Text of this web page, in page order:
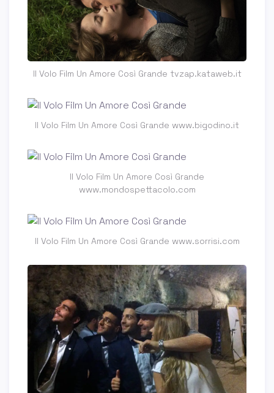
Il Volo Film Un Amore Così Grande tvzap.kataweb.it
Il Volo Film Un Amore Così Grande www.bigodino.it
Il Volo Film Un Amore Così Grande
www.mondospettacolo.com
Il Volo Film Un Amore Così Grande www.sorrisi.com